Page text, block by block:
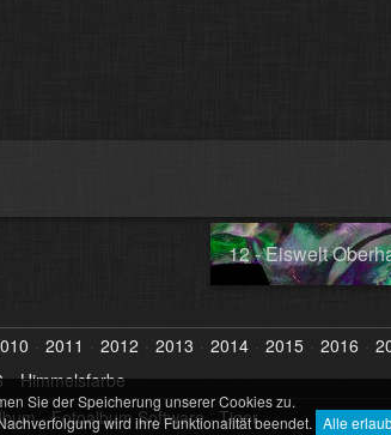
12 - Eiswelt
2011 2012 2013 2014 2015 2016
Himmelsfarbe
- Fotoalbum Software·Tiger
Sie der Speicherung unserer Cookies zu.
wird ihre Funktionalität beendet. Alle